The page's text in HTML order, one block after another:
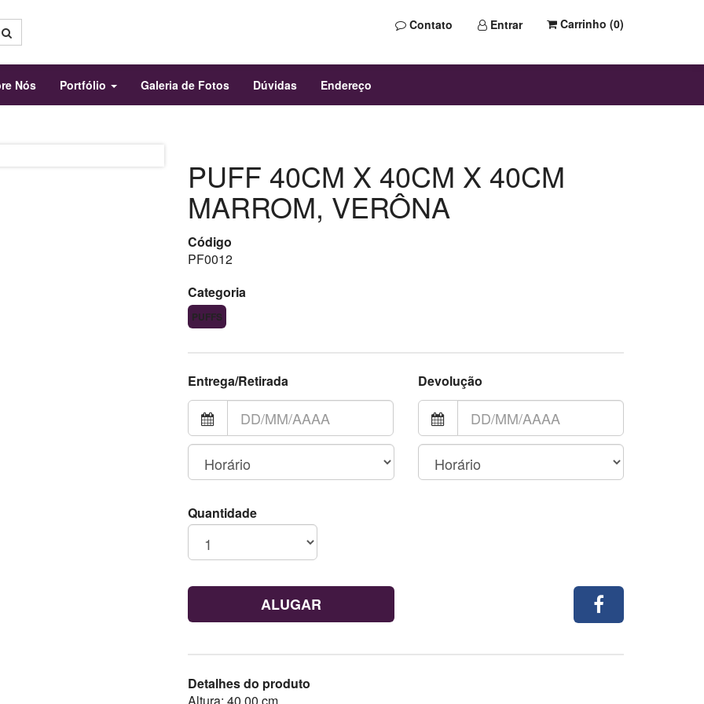
Contato Entrar Carrinho (0)
Nós Portfólio Galeria de Fotos Dúvidas Endereço
PUFF 40CM X 40CM X 40CM
MARROM, VERÔNA
Código
PF0012
Categoria
PUFFS
Entrega/Retirada Devolução
Quantidade
ALUGAR
Detalhes do produto